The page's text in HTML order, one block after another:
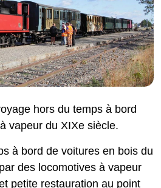
hors du temps à bord
vapeur du XIXe siècle.
à bord de voitures en bois du
des locomotives à vapeur
petite restauration au point